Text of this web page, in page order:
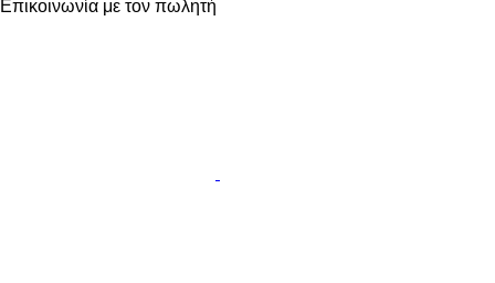
Επικοινωνία με τον πωλητή